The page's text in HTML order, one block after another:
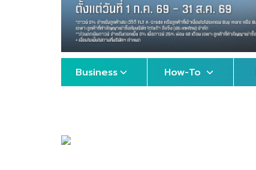
Business How-To